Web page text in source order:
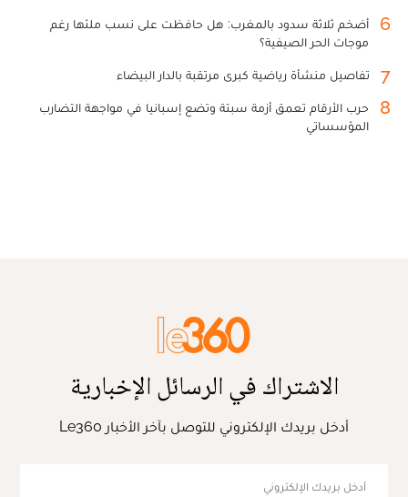
6
أضخم ثلاثة سدود بالمغرب: هل حافظت على نسب ملئها رغم
موجات الحر الصيفية؟
7 تفاصيل منشأة رياضية كبرى مرتقبة بالدار البيضاء
8
حرب الأرقام تعمق أزمة سبتة وتضع إسبانيا في مواجهة التضارب
المؤسساتي
الاشتراك في الرسائل الإخبارية
أدخل بريدك الإلكتروني للتوصل بآخر الأخبار Le360